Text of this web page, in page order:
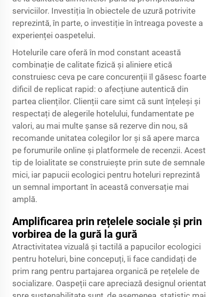
serviciilor. Investiția în obiectele de uzură potrivite
reprezintă, în parte, o investiție în întreaga poveste a
experienței oaspetelui.
Hotelurile care oferă în mod constant această
combinație de calitate fizică și aliniere etică
construiesc ceva pe care concurenții îl găsesc foarte
dificil de replicat rapid: o afecțiune autentică din
partea clienților. Clienții care simt că sunt înțeleși și
respectați de alegerile hotelului, fundamentate pe
valori, au mai multe șanse să rezerve din nou, să
recomande unitatea colegilor lor și să apere marca
pe forumurile online și platformele de recenzii. Acest
tip de loialitate se construiește prin sute de semnale
mici, iar papucii ecologici pentru hoteluri reprezintă
un semnal important în această conversație mai
amplă.
Amplificarea prin rețelele sociale și prin
vorbirea de la gură la gură
Atractivitatea vizuală și tactilă a papucilor ecologici
pentru hoteluri, bine concepuți, îi face candidați de
prim rang pentru partajarea organică pe rețelele de
socializare. Oaspeții care apreciază designul orientat